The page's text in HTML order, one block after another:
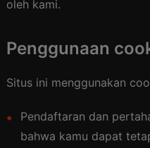
oleh kami.
Penggunaan
Situs ini menggunakan
Pendaftaran dan
bahwa kamu dapat